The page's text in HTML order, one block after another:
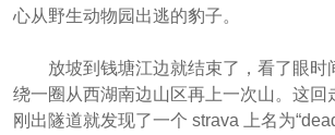
心从野生动物园出逃的豹子。
放坡到钱塘江边就结束了，看了眼时
绕一圈从西湖南边山区再上一次山。这回
刚出隧道就发现了一个 strava 上名为